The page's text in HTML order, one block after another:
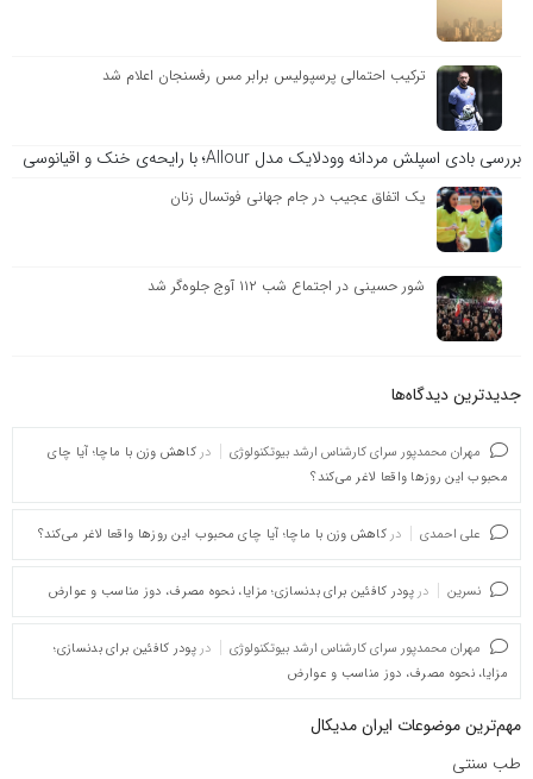
ترکیب احتمالی پرسپولیس برابر مس رفسنجان اعلام شد
بررسی بادی اسپلش مردانه وودلایک مدل Allour؛ با رایحه‌ی خنک و اقیانوسی
یک اتفاق عجیب در جام جهانی فوتسال زنان
شور حسینی در اجتماع شب ۱۱۲ آوج جلوه‌گر شد
جدیدترین دیدگاه‌‌ها
مهران محمدپور سرای کارشناس ارشد بیوتکنولوژی در کاهش وزن با ماچا؛ آیا چای
محبوب این روزها واقعا لاغر می‌کند؟
علی احمدی در کاهش وزن با ماچا؛ آیا چای محبوب این روزها واقعا لاغر می‌کند؟
نسرین در پودر کافئین برای بدنسازی؛ مزایا، نحوه مصرف، دوز مناسب و عوارض
مهران محمدپور سرای کارشناس ارشد بیوتکنولوژی در پودر کافئین برای بدنسازی؛
مزایا، نحوه مصرف، دوز مناسب و عوارض
مهم‌ترین موضوعات ایران مدیکال
طب سنتی